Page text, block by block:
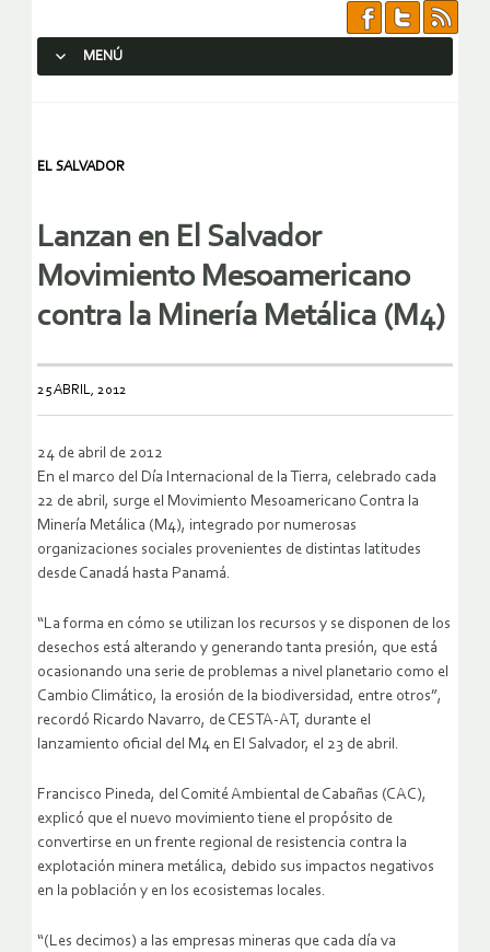
MENÚ
EL SALVADOR
Lanzan en El Salvador
Movimiento Mesoamericano
contra la Minería Metálica (M4)
25 ABRIL, 2012
24 de abril de 2012
En el marco del Día Internacional de la Tierra, celebrado cada
22 de abril, surge el Movimiento Mesoamericano Contra la
Minería Metálica (M4), integrado por numerosas
organizaciones sociales provenientes de distintas latitudes
desde Canadá hasta Panamá.
“La forma en cómo se utilizan los recursos y se disponen de los
desechos está alterando y generando tanta presión, que está
ocasionando una serie de problemas a nivel planetario como el
Cambio Climático, la erosión de la biodiversidad, entre otros”,
recordó Ricardo Navarro, de CESTA-AT, durante el
lanzamiento oficial del M4 en El Salvador, el 23 de abril.
Francisco Pineda, del Comité Ambiental de Cabañas (CAC),
explicó que el nuevo movimiento tiene el propósito de
convertirse en un frente regional de resistencia contra la
explotación minera metálica, debido sus impactos negativos
en la población y en los ecosistemas locales.
“(Les decimos) a las empresas mineras que cada día va